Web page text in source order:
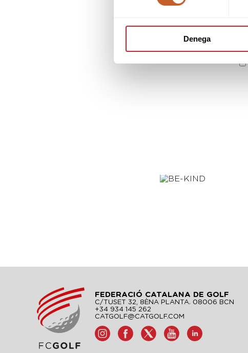
Denega
FEDERACIÓ CATALANA DE GOLF
C/TUSET 32, 8ÈNA PLANTA. 08006 BCN
+34 934 145 262
CATGOLF@CATGOLF.COM